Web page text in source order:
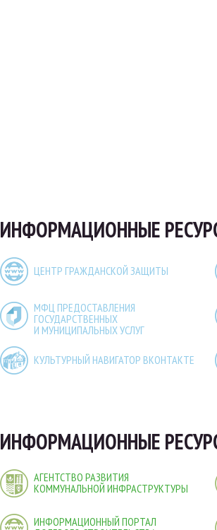
ИНФОРМАЦИОННЫЕ
ЦЕНТР ГРАЖДАНСКОЙ ЗАЩИТЫ
МФЦ ПРЕДОСТАВЛЕНИЯ
ГОСУДАРСТВЕННЫХ
И МУНИЦИПАЛЬНЫХ УСЛУГ
КУЛЬТУРНЫЙ НАВИГАТОР ВКОНТАКТЕ
ИНФОРМАЦИОННЫЕ
АГЕНТСТВО РАЗВИТИЯ
КОММУНАЛЬНОЙ ИНФРАСТРУКТУРЫ
ИНФОРМАЦИОННЫЙ ПОРТАЛ